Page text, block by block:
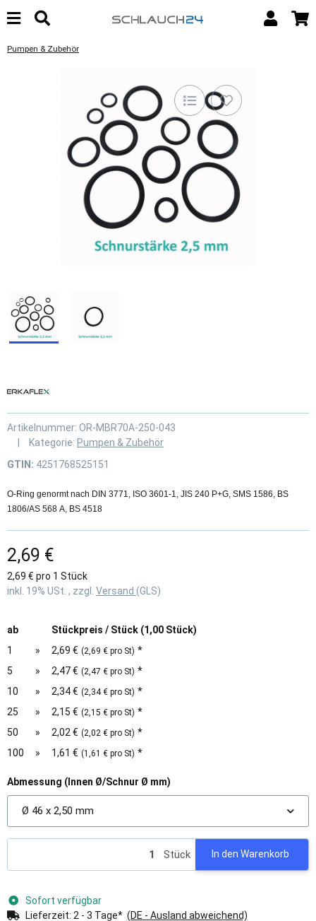
Pumpen & Zubehör
Artikelnummer: OR-MBR70A-250-043
Kategorie: Pumpen & Zubehör
GTIN: 4251768525151
O-Ring genormt nach DIN 3771, ISO 3601-1, JIS 240 P+G, SMS 1586, BS
1806/AS 568 A, BS 4518
2,69 €
2,69 € pro 1 Stück
inkl. 19% USt. , zzgl. Versand (GLS)
ab
Stückpreis / Stück (1,00 Stück)
1
» 2,69 € (2,69 € pro St) *
5
» 2,47 € (2,47 € pro St) *
10
» 2,34 € (2,34 € pro St) *
25
» 2,15 € (2,15 € pro St) *
50
» 2,02 € (2,02 € pro St) *
100
» 1,61 € (1,61 € pro St) *
Abmessung (Innen Ø/Schnur Ø mm)
Ø 46 x 2,50 mm
Stück In den Warenkorb
Sofort verfügbar
Lieferzeit: 2 - 3 Tage* (DE - Ausland abweichend)